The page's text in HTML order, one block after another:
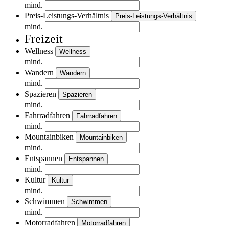
mind.
Preis-Leistungs-Verhältnis
Preis-Leistungs-Verhältnis
mind.
Freizeit
Wellness Wellness
mind.
Wandern
Wandern
mind.
Spazieren
Spazieren
mind.
Fahrradfahren
Fahrradfahren
mind.
Mountainbiken
Mountainbiken
mind.
Entspannen
Entspannen
mind.
Kultur
Kultur
mind.
Schwimmen
Schwimmen
mind.
Motorradfahren
Motorradfahren